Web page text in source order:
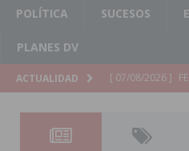
POLÍTICA SUCESOS
PLANES DV
ACTUALIDAD [ 07/08/2026 ]
ORIHUELA